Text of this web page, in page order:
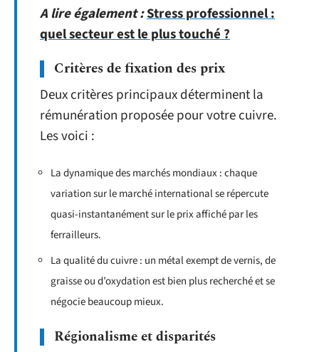
A lire également :Stress professionnel :
quel secteur est le plus touché ?
Critères de fixation des prix
Deux critères principaux déterminent la
rémunération proposée pour votre cuivre.
Les voici :
La dynamique des marchés mondiaux : chaque
variation sur le marché international se répercute
quasi-instantanément sur le prix affiché par les
ferrailleurs.
La qualité du cuivre : un métal exempt de vernis, de
graisse ou d’oxydation est bien plus recherché et se
négocie beaucoup mieux.
Régionalisme et disparités